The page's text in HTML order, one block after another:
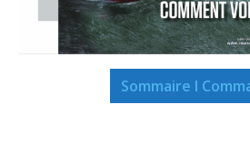
Sommaire I